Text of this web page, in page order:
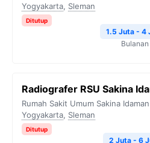
Yogyakarta, Sleman
Ditutup
1.5 Juta - 4
Bulanan
Radiografer RSU Sakina
Rumah Sakit Umum Sakina Idaman
Yogyakarta, Sleman
Ditutup
2 Juta - 6